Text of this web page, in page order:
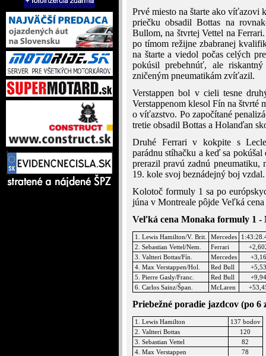
Prvé miesto na štarte ako víťazovi
priečku obsadil Bottas na
Bullom, na štvrtej Vettel na
po tímom režijne zbabranej
na štarte a viedol počas celých
pokúsil prebehnúť, ale
zničeným pneumatikám zvíťazil.
Verstappen bol v cieli tesne
Verstappenom klesol Fín na
o víťazstvo. Po započítané
tretie obsadil Bottas a Holanďan
Druhé Ferrari v kokpite s
parádnu stíhačku a keď sa
prerazil pravú zadnú
19. kole svoj beznádejný boj vzdal.
Kolotoč formuly 1 sa po
júna v Montreale pôjde Veľká
Veľká cena Monaka formuly 1 -
1. Lewis Hamilton/V. Brit. Mercedes
2. Sebastian Vettel/Nem.
Ferrari
3. Valtteri Bottas/Fín.
Mercedes
4. Max Verstappen/Hol.
Red Bull
5. Pierre Gasly/Franc.
Red Bull
6. Carlos Sainz/Špan.
McLaren
Priebežné poradie jazdcov (po 6
1. Lewis Hamilton
137 bodov
2. Valtteri Bottas
120
3. Sebastian Vettel
82
4. Max Verstappen
78